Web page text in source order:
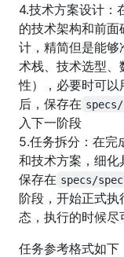
4.技术方案设计：
的技术架构和前
计，精简但是能
术栈、技术选型
性），必要时可
后，保存在
入下一阶段
5.任务拆分：在完
和技术方案，细化
保存在 specs/
阶段，开始正式
态，执行的时候
任务参考格式如下